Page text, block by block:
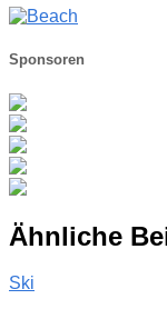
Sponsoren
Ähnliche
Ski